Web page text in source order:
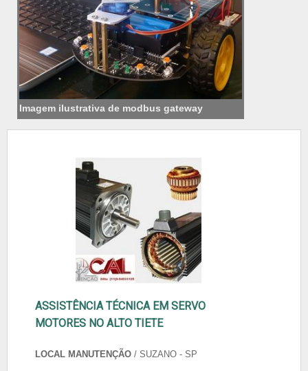
Imagem ilustrativa de modbus gateway
ASSISTÊNCIA TÉCNICA EM SERVO
MOTORES NO ALTO TIETE
LOCAL MANUTENÇÃO / SUZANO - SP